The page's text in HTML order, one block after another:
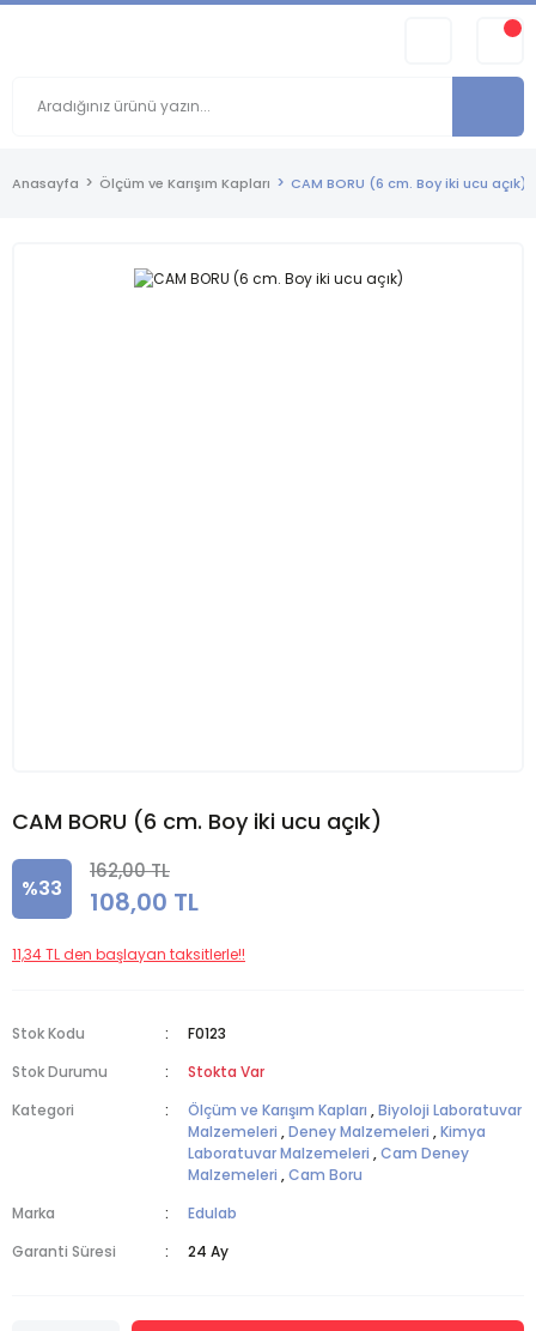
Anasayfa Ölçüm ve Karışım Kapları CAM BORU (6 cm. Boy iki ucu açık)
CAM BORU (6 cm. Boy iki ucu açık)
%33
162,00 TL
108,00 TL
11,34 TL den başlayan taksitlerle!!
Stok Kodu
F0123
Stok Durumu
Stokta Var
Kategori
Ölçüm ve Karışım Kapları ,Biyoloji Laboratuvar
Malzemeleri ,Deney Malzemeleri ,Kimya
Laboratuvar Malzemeleri ,Cam Deney
Malzemeleri ,Cam Boru
Marka
Edulab
Garanti Süresi
24 Ay